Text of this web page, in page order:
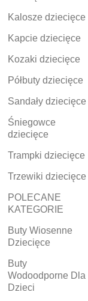
Kalosze dziecięce
Kapcie dziecięce
Kozaki dziecięce
Półbuty dziecięce
Sandały dziecięce
Śniegowce
dziecięce
Trampki dziecięce
Trzewiki dziecięce
POLECANE
KATEGORIE
Buty Wiosenne
Dziecięce
Buty
Wodoodporne Dla
Dzieci